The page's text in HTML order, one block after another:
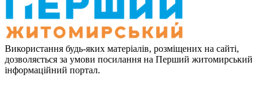
Використання будь-яких матеріалів, розміщених на сайті,
дозволяється за умови посилання на Перший житомирський
інформаційний портал.